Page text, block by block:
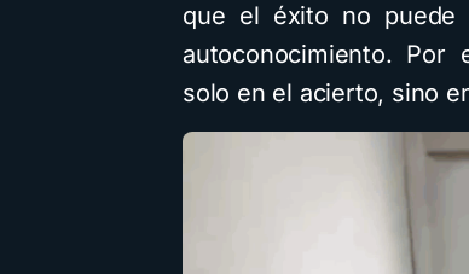
que el éxito no puede
autoconocimiento. Por
solo en el acierto, sino